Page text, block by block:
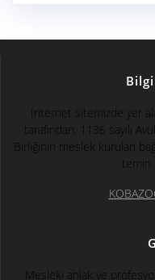
İnternet sitemizde yer
tarafından, 1136 sayılı
Birliğinin meslek kuruları
temin
Mesleki ahlak ve